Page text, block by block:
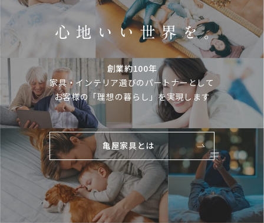
創業約100年
家具・インテリア選びのパートナーとして
お客様の「理想の暮らし」を実現します
亀屋家具とは